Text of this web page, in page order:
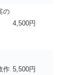
の
4,500円
作 5,500円